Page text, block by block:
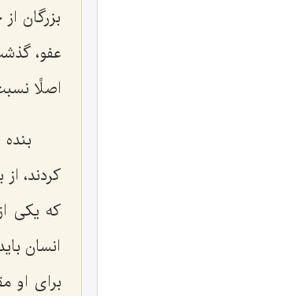
بزرگان
عفو،
اصلًا
کردند،
که یکی
انسان
برای او